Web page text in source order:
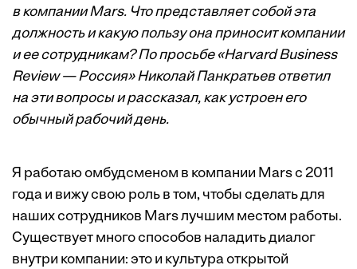
в компании Mars. Что представляет собой эта
должность и какую пользу она приносит компании
и ее сотрудникам? По просьбе «Harvard Business
Review — Россия» Николай Панкратьев ответил
на эти вопросы и рассказал, как устроен его
обычный рабочий день.
Я работаю омбудсменом в компании Mars с 2011
года и вижу свою роль в том, чтобы сделать для
наших сотрудников Mars лучшим местом работы.
Существует много способов наладить диалог
внутри компании: это и культура открытой